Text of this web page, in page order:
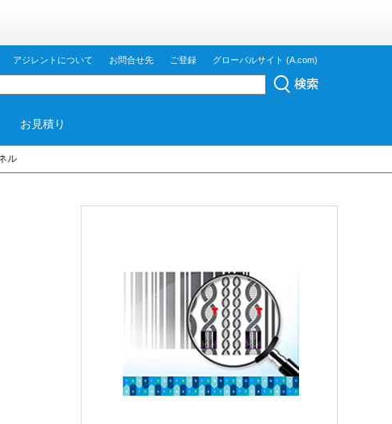
アジレントについて お問合せ先 ご登録 グローバルサイト (A.com)
お見積り
ル